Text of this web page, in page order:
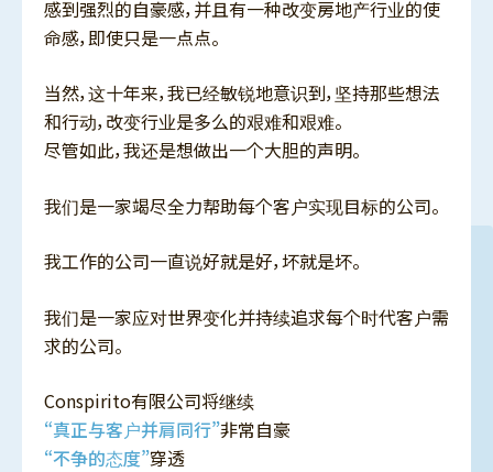
感到强烈的自豪感，并且有一种改变房地产行业的使
命感，即使只是一点点。
当然，这十年来，我已经敏锐地意识到，坚持那些想法
和行动，改变行业是多么的艰难和艰难。
尽管如此，我还是想做出一个大胆的声明。
我们是一家竭尽全力帮助每个客户实现目标的公司。
我工作的公司一直说好就是好，坏就是坏。
我们是一家应对世界变化并持续追求每个时代客户需
求的公司。
Conspirito有限公司将继续
“真正与客户并肩同行”非常自豪
“不争的态度”穿透